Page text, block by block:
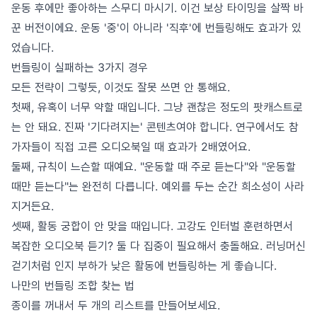
운동 후에만 좋아하는 스무디 마시기. 이건 보상 타이밍을 살짝 바
꾼 버전이에요. 운동 '중'이 아니라 '직후'에 번들링해도 효과가 있
었습니다.
번들링이 실패하는 3가지 경우
모든 전략이 그렇듯, 이것도 잘못 쓰면 안 통해요.
첫째, 유혹이 너무 약할 때입니다. 그냥 괜찮은 정도의 팟캐스트로
는 안 돼요. 진짜 '기다려지는' 콘텐츠여야 합니다. 연구에서도 참
가자들이 직접 고른 오디오북일 때 효과가 2배였어요.
둘째, 규칙이 느슨할 때예요. "운동할 때 주로 듣는다"와 "운동할
때만 듣는다"는 완전히 다릅니다. 예외를 두는 순간 희소성이 사라
지거든요.
셋째, 활동 궁합이 안 맞을 때입니다. 고강도 인터벌 훈련하면서
복잡한 오디오북 듣기? 둘 다 집중이 필요해서 충돌해요. 러닝머신
걷기처럼 인지 부하가 낮은 활동에 번들링하는 게 좋습니다.
나만의 번들링 조합 찾는 법
종이를 꺼내서 두 개의 리스트를 만들어보세요.